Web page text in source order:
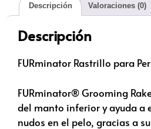
Descripción Valoraciones (0)
Descripción
FURminator Rastrillo para
FURminator® Grooming
del manto inferior y ayuda a
nudos en el pelo, gracias a